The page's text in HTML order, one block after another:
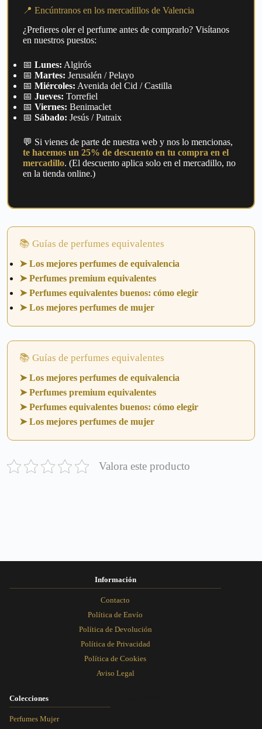
📍 Encúntranos en los mercadillos de Valencia
¿Prefieres oler el perfume antes de comprarlo? Visítanos
en nuestros puestos:
📅 Lunes: Algirós
📅 Martes: Jerusalén / Pelayo
📅 Miércoles: Avenida del Cid / Castilla
📅 Jueves: Torrefiel
📅 Viernes: Benimaclet
📅 Sábado: Jesús / Patraix
💬 Si vienes de parte de nuestra web y nos lo mencionas,
te hacemos un 25% de descuento en tu compra en el
mercadillo. (El descuento aplica solo en el mercadillo, no
en la tienda online.)
📚 Guías de perfumes equivalentes
➤ Los mejores perfumes de equivalencia
➤ Perfumes premium equivalentes
➤ Perfumes equivalentes buenos: cómo elegir
➤ Los mejores perfumes de mujer
📚 Guías de perfumes equivalentes
➤ Los mejores perfumes de equivalencia
➤ Perfumes premium equivalentes
➤ Perfumes equivalentes buenos: cómo elegir
➤ Los mejores perfumes de mujer
Valora este producto
Información
Contacto
Política de Envío
Política de Devolución
Política de Privacidad
Política de Cookies
Aviso Legal
Colecciones
Perfumes Mujer